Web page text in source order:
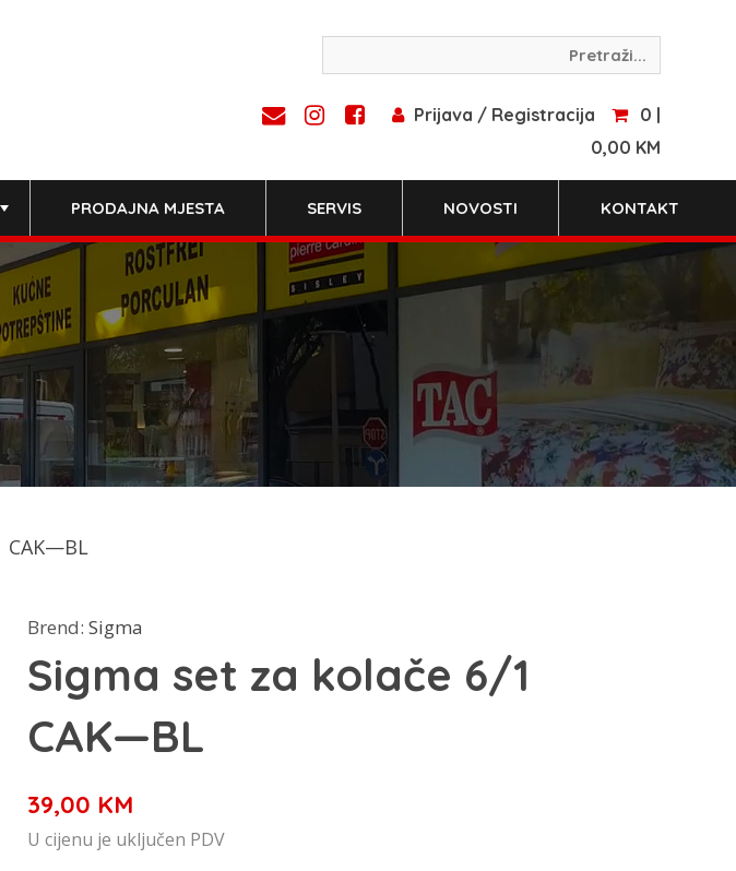
Prijava / Registracija
0 |
0,00 KM
PRODAJNA MJESTA SERVIS NOVOSTI KONTAKT
CAK—BL
Brend: Sigma
Sigma set za kolače 6/1
CAK—BL
39,00 KM
U cijenu je uključen PDV